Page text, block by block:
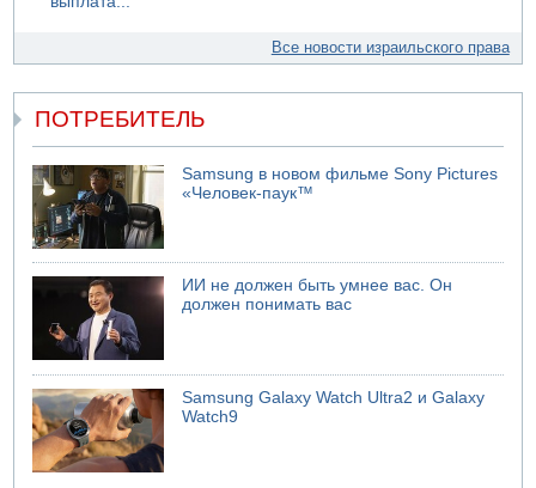
Все новости израильского права
ПОТРЕБИТЕЛЬ
Samsung в новом фильме Sony Pictures
«Человек-паук™
ИИ не должен быть умнее вас. Он
должен понимать вас
Samsung Galaxy Watch Ultra2 и Galaxy
Watch9